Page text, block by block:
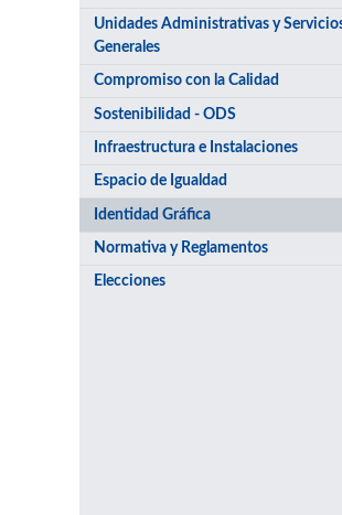
Unidades Administrativas y
Generales
Compromiso con la Calidad
Sostenibilidad - ODS
Infraestructura e Instalaciones
Espacio de Igualdad
Identidad Gráfica
Normativa y Reglamentos
Elecciones